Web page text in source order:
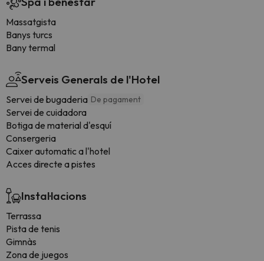
Massatgista
Banys turcs
Bany termal
Serveis Generals de l'Hotel
Servei de bugaderia De pagament
Servei de cuidadora
Botiga de material d'esquí
Consergeria
Caixer automatic a l'hotel
Acces directe a pistes
Instal·lacions
Terrassa
Pista de tenis
Gimnàs
Zona de juegos